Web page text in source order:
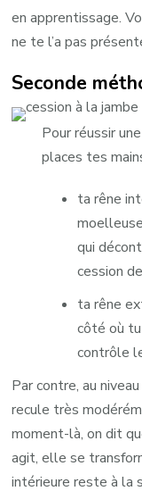
en apprentissage.
ne te l’a pas
Seconde
Pour réussir
places tes
ta rêne
qui
cession
ta rêne
côté où
contrôle
Par contre, au
recule très
moment-là, on dit
agit, elle se
intérieure reste à la